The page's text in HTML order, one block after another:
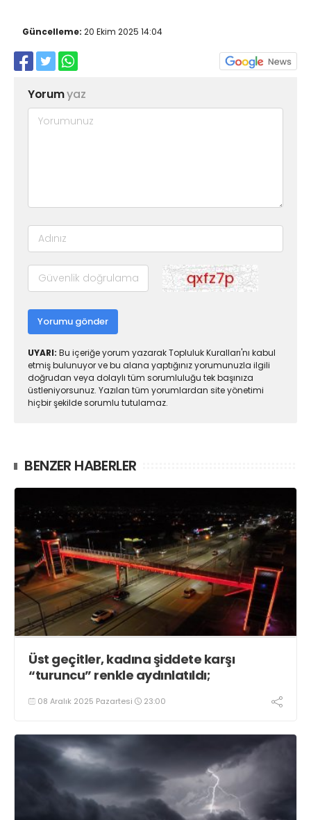
Güncelleme: 20 Ekim 2025 14:04
Yorumyaz
Yorumu gönder
UYARI: Bu içeriğe yorum yazarak Topluluk Kuralları'nı kabul
etmiş bulunuyor ve bu alana yaptığınız yorumunuzla ilgili
doğrudan veya dolaylı tüm sorumluluğu tek başınıza
üstleniyorsunuz. Yazılan tüm yorumlardan site yönetimi
hiçbir şekilde sorumlu tutulamaz.
BENZER HABERLER
Üst geçitler, kadına şiddete karşı
“turuncu” renkle aydınlatıldı;
08 Aralık 2025 Pazartesi 23:00